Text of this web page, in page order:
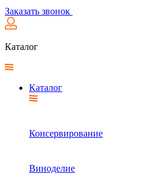
Заказать звонок
Каталог
Каталог
Консервирование
Виноделие